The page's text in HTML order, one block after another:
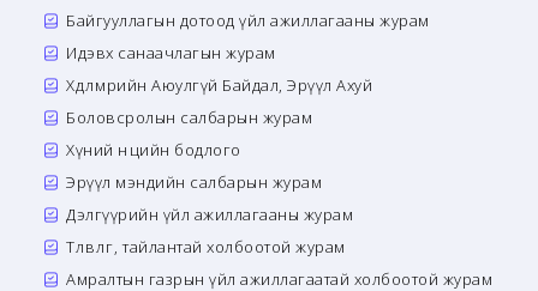
Байгууллагын дотоод үйл ажиллагааны журам
Идэвх санаачлагын журам
Хөдөлмөрийн Аюулгүй Байдал, Эрүүл Ахуй
Боловсролын салбарын журам
Хүний нөөцийн бодлого
Эрүүл мэндийн салбарын журам
Дэлгүүрийн үйл ажиллагааны журам
Төлөвлөгөө, тайлантай холбоотой журам
Амралтын газрын үйл ажиллагаатай холбоотой журам